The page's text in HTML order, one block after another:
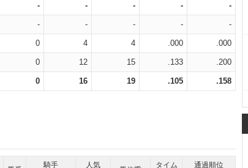
- - - - -
- - - - -
0 4 4 .000 .000
0 12 15 .133 .200
0 16 19 .105 .158
騎手
人気
タイム
通過順位